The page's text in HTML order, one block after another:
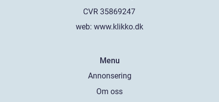
web: www.klikko.dk
Menu
Annonsering
Om oss